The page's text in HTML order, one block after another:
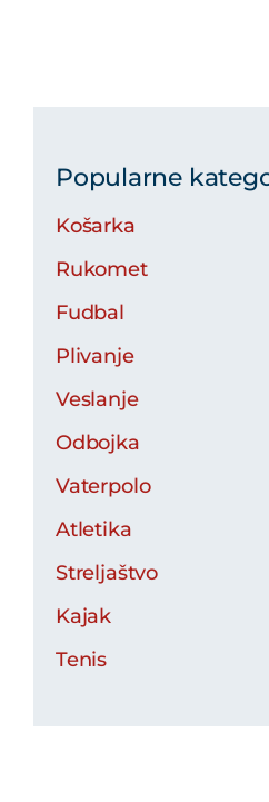
Popularne
Košarka
Rukomet
Fudbal
Plivanje
Veslanje
Odbojka
Vaterpolo
Atletika
Streljaštvo
Kajak
Tenis